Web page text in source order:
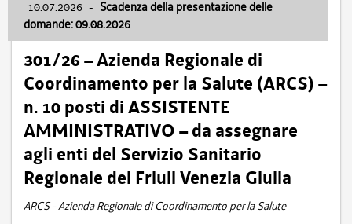
10.07.2026 - Scadenza della presentazione delle
domande: 09.08.2026
301/26 – Azienda Regionale di
Coordinamento per la Salute (ARCS) –
n. 10 posti di ASSISTENTE
AMMINISTRATIVO – da assegnare
agli enti del Servizio Sanitario
Regionale del Friuli Venezia Giulia
ARCS - Azienda Regionale di Coordinamento per la Salute